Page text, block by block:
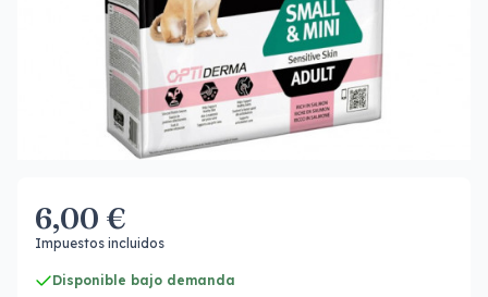
6,00 €
Impuestos incluidos
Disponible bajo demanda